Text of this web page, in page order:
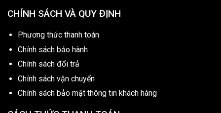
CHÍNH SÁCH VÀ QUY ĐỊNH
Phương thức thanh toán
Chính sách bảo hành
Chính sách đổi trả
Chính sách vận chuyển
Chính sách bảo mật thông tin khách hàng